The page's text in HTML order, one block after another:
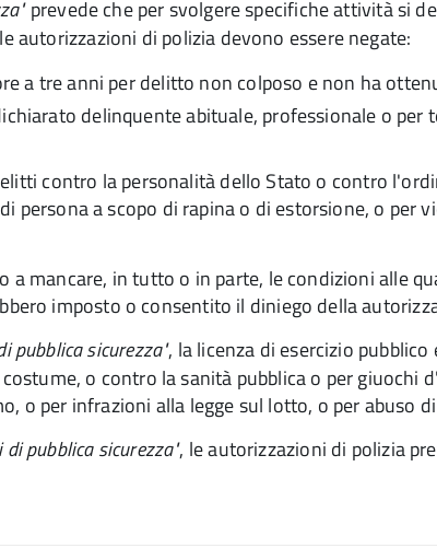
prevede che per svolgere specifiche attività si
autorizzazioni di polizia devono essere negate:
a tre anni per delitto non colposo e non ha
delinquente abituale, professionale o per
contro la personalità dello Stato o contro
a scopo di rapina o di estorsione, o per
mancare, in tutto o in parte, le condizioni alle
imposto o consentito il diniego della
pubblica sicurezza", la licenza di esercizio
o contro la sanità pubblica o per giuochi
o per infrazioni alla legge sul lotto, o per abuso
di pubblica sicurezza", le autorizzazioni di polizia